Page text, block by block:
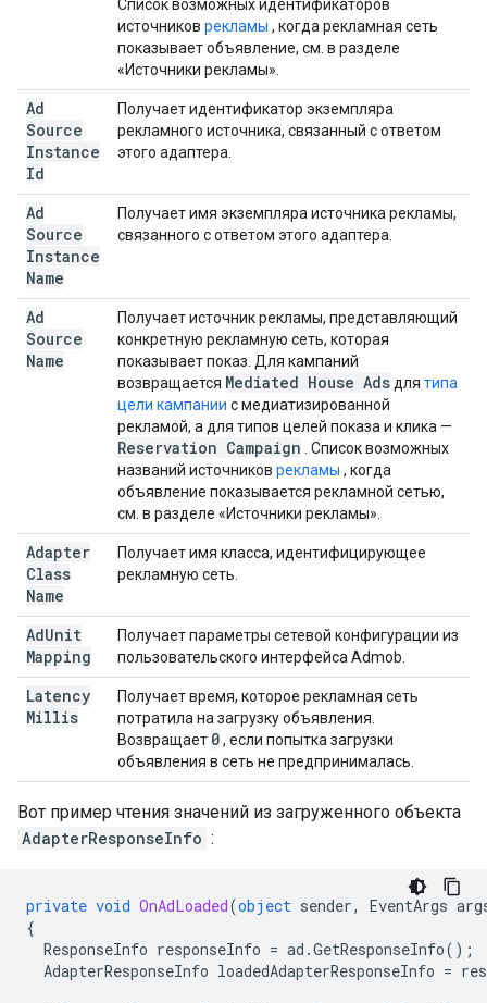
Список возможных идентификаторов
источников рекламы , когда рекламная сеть
показывает объявление, см. в разделе
«Источники рекламы».
Ad
Source
Instance
Id
Получает идентификатор экземпляра
рекламного источника, связанный с ответом
этого адаптера.
Ad
Source
Instance
Name
Получает имя экземпляра источника рекламы,
связанного с ответом этого адаптера.
Ad
Source
Name
Получает источник рекламы, представляющий
конкретную рекламную сеть, которая
показывает показ. Для кампаний
возвращается Mediated House Ads для типа
цели кампании с медиатизированной
рекламой, а для типов целей показа и клика —
Reservation Campaign . Список возможных
названий источников рекламы , когда
объявление показывается рекламной сетью,
см. в разделе «Источники рекламы».
Adapter
Class
Name
Получает имя класса, идентифицирующее
рекламную сеть.
AdUnit
Mapping
Получает параметры сетевой конфигурации из
пользовательского интерфейса Admob.
Latency
Millis
Получает время, которое рекламная сеть
потратила на загрузку объявления.
Возвращает 0, если попытка загрузки
объявления в сеть не предпринималась.
Вот пример чтения значений из загруженного объекта
AdapterResponseInfo :
private void OnAdLoaded(object sender, EventArgs
{
ResponseInfo responseInfo = ad .GetResponseInfo();
AdapterResponseInfo loadedAdapterResponseInfo =